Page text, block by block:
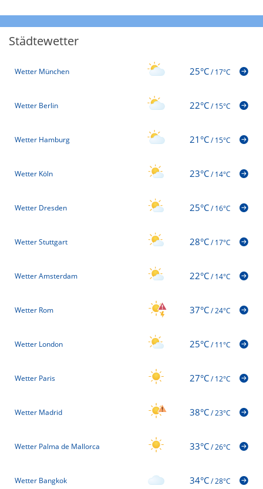
Städtewetter
Wetter München 25°C/17°C
Wetter Berlin 22°C/15°C
Wetter Hamburg 21°C/15°C
Wetter Köln 23°C/14°C
Wetter Dresden 25°C/16°C
Wetter Stuttgart 28°C/17°C
Wetter Amsterdam 22°C/14°C
Wetter Rom 37°C/24°C
Wetter London 25°C/11°C
Wetter Paris 27°C/12°C
Wetter Madrid 38°C/23°C
Wetter Palma de Mallorca 33°C/26°C
Wetter Bangkok 34°C/28°C